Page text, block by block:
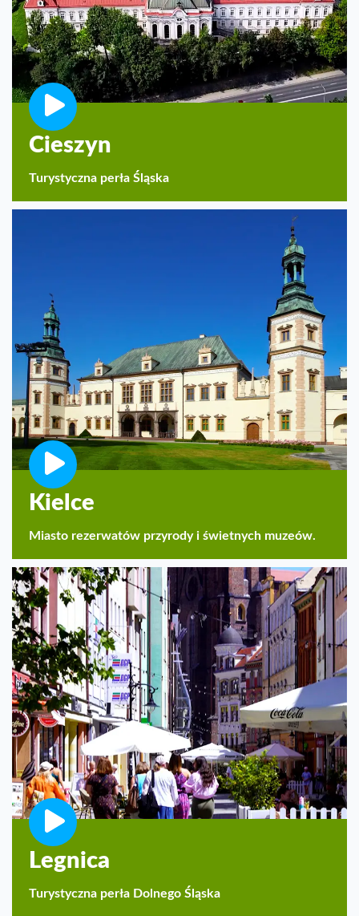
Cieszyn
Turystyczna perła Śląska
Kielce
Miasto rezerwatów przyrody i świetnych muzeów.
Legnica
Turystyczna perła Dolnego Śląska